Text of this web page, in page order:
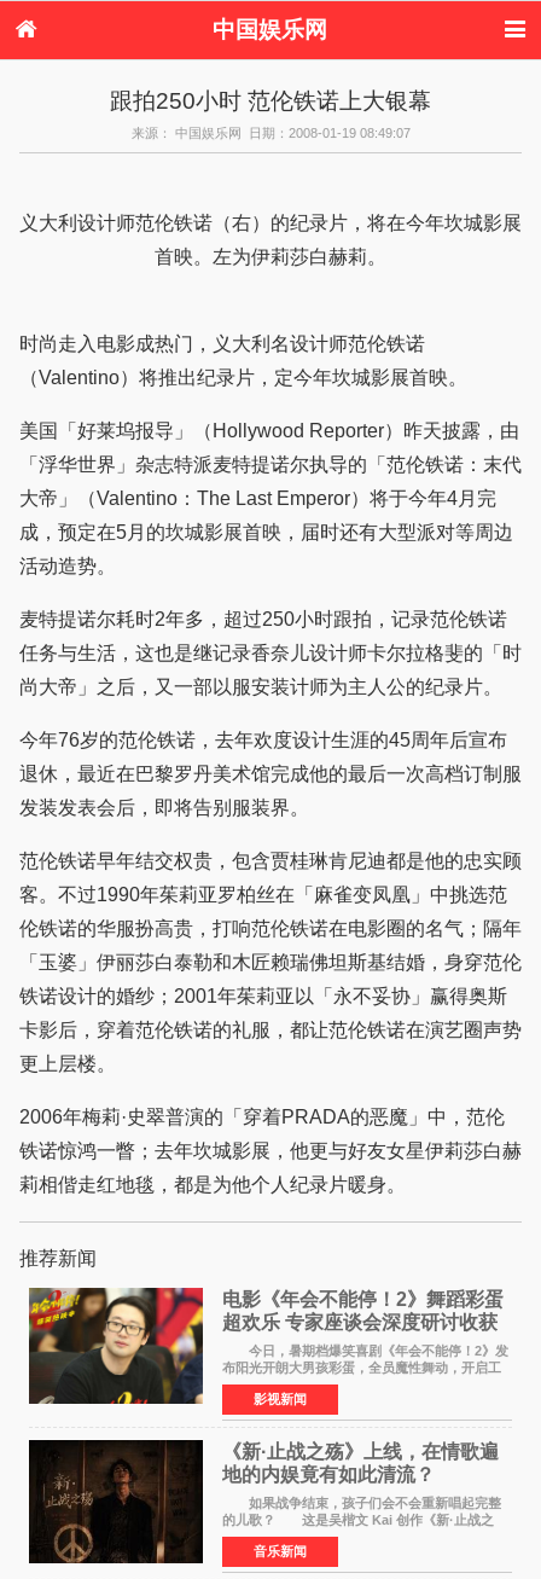
中国娱乐网
港台娱乐
日本娱乐 韩国娱乐
欧美娱乐
音乐新闻 影视新闻
跟拍250小时 范伦铁诺上大银幕
来源： 中国娱乐网 日期：2008-01-19 08:49:07
义大利设计师范伦铁诺（右）的纪录片，将在今年坎城影展
首映。左为伊莉莎白赫莉。
时尚走入电影成热门，义大利名设计师范伦铁诺
（Valentino）将推出纪录片，定今年坎城影展首映。
美国「好莱坞报导」（Hollywood Reporter）昨天披露，由
「浮华世界」杂志特派麦特提诺尔执导的「范伦铁诺：末代
大帝」（Valentino：The Last Emperor）将于今年4月完
成，预定在5月的坎城影展首映，届时还有大型派对等周边
活动造势。
麦特提诺尔耗时2年多，超过250小时跟拍，记录范伦铁诺
任务与生活，这也是继记录香奈儿设计师卡尔拉格斐的「时
尚大帝」之后，又一部以服安装计师为主人公的纪录片。
今年76岁的范伦铁诺，去年欢度设计生涯的45周年后宣布
退休，最近在巴黎罗丹美术馆完成他的最后一次高档订制服
发装发表会后，即将告别服装界。
范伦铁诺早年结交权贵，包含贾桂琳肯尼迪都是他的忠实顾
客。不过1990年茱莉亚罗柏丝在「麻雀变凤凰」中挑选范
伦铁诺的华服扮高贵，打响范伦铁诺在电影圈的名气；隔年
「玉婆」伊丽莎白泰勒和木匠赖瑞佛坦斯基结婚，身穿范伦
铁诺设计的婚纱；2001年茱莉亚以「永不妥协」赢得奥斯
卡影后，穿着范伦铁诺的礼服，都让范伦铁诺在演艺圈声势
更上层楼。
2006年梅莉·史翠普演的「穿着PRADA的恶魔」中，范伦
铁诺惊鸿一瞥；去年坎城影展，他更与好友女星伊莉莎白赫
莉相偕走红地毯，都是为他个人纪录片暖身。
推荐新闻
电影《年会不能停！2》舞蹈彩蛋
超欢乐 专家座谈会深度研讨收获
满满
今日，暑期档爆笑喜剧《年会不能停！2》发
布阳光开朗大男孩彩蛋，全员魔性舞动，开启工
位狂欢模式。影片于昨日同步举办专家座谈会，
导演董润年、总制片人应萝佳出席现场，与一众
业内、学界专家
影视新闻
《新·止战之殇》上线，在情歌遍
地的内娱竟有如此清流？
如果战争结束，孩子们会不会重新唱起完整
的儿歌？ 这是吴楷文 Kai 创作《新·止战之
殇》时最初的想法。 从伊朗相关冲突引发的
地区局势，到世界各地仍在发生的动荡与不安，
战争从来不只
音乐新闻